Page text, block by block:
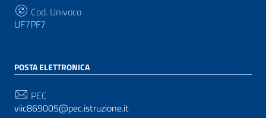
Cod. Univoco
UF7PF7
POSTA ELETTRONICA
PEC
viic869005@pec.istruzione.it